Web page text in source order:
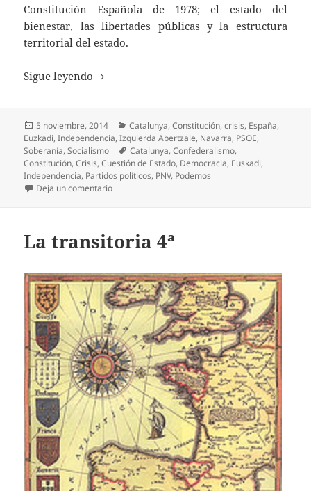
Constitución Española de 1978; el estado del
bienestar, las libertades públicas y la estructura
territorial del estado.
Sigue leyendo 39 años después…
Publicado
el
5 noviembre, 2014 Categorías
Catalunya,Constitución,crisis, España,
Euzkadi,Independencia,Izquierda Abertzale, Navarra, PSOE,
Soberanía,Socialismo Etiquetas
Catalunya,Confederalismo,
Constitución,Crisis,Cuestión de Estado, Democracia, Euskadi,
Independencia, Partidos políticos, PNV, Podemos
Deja un comentarioen 39 años después…
La transitoria 4ª